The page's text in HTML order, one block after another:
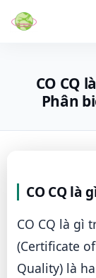
CO CQ
Phân
CO CQ là
CO CQ là gì
(Certificate
Quality) là